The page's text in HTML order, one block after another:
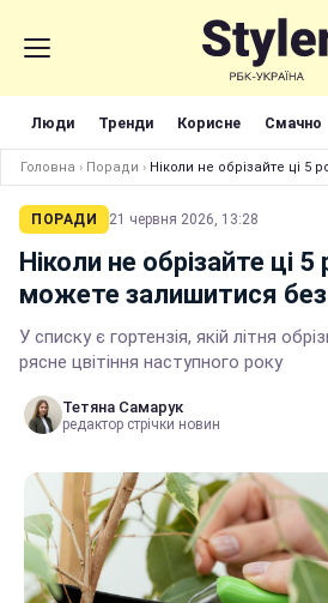
Люди Тренди Корисне Смачно
Головна › Поради › Ніколи не обрізайте ці 5
ПОРАДИ 21 червня 2026, 13:28
Ніколи не обрізайте ці 5
можете залишитися без
У списку є гортензія, якій літня
рясне цвітіння наступного року
Тетяна Самарук
редактор стрічки новин